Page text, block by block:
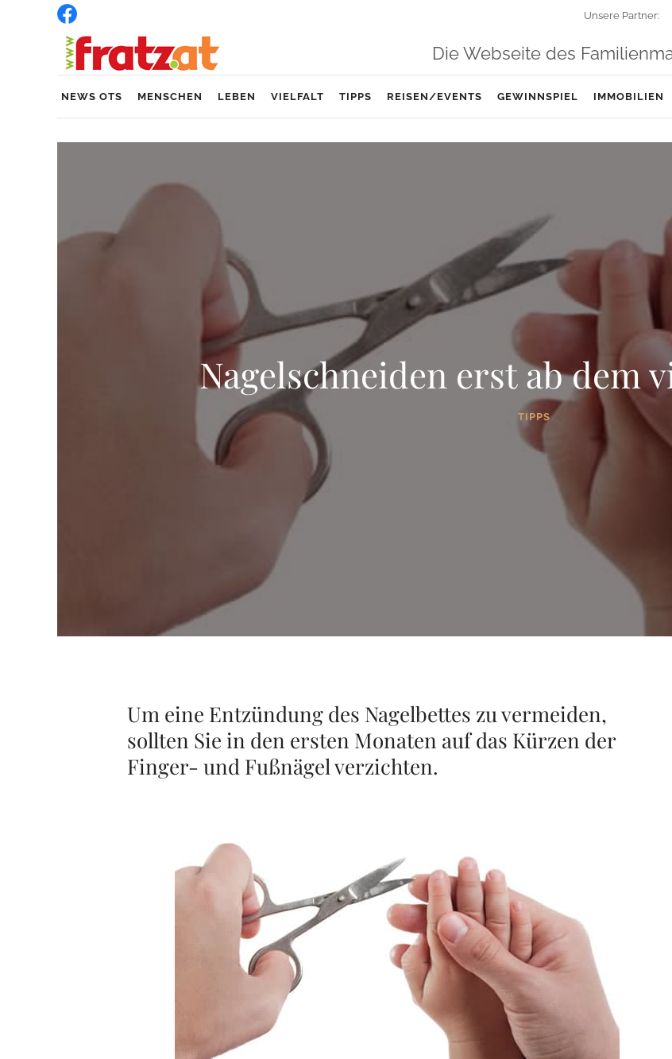
Unsere Partner:
Die Webseite des
NEWS OTS MENSCHEN LEBEN VIELFALT TIPPS REISEN/EVENTS GEWINNSPIEL IMMOBILIEN
Nagelschneiden erst ab dem
TIPPS
Um eine Entzündung des Nagelbettes zu vermeiden,
sollten Sie in den ersten Monaten auf das Kürzen der
Finger- und Fußnägel verzichten.